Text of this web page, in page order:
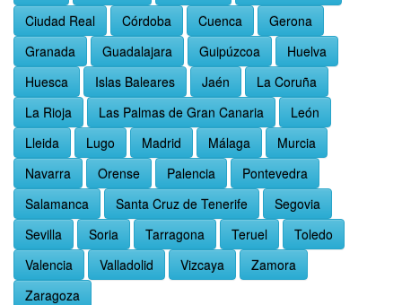
Ciudad Real
Córdoba Cuenca
Gerona
Granada
Guadalajara Guipúzcoa
Huelva
Huesca
Islas Baleares Jaén
La Coruña
La Rioja
Las Palmas de Gran Canaria
León
Lleida
Lugo Madrid Málaga
Murcia
Navarra
Orense Palencia
Pontevedra
Salamanca
Santa Cruz de Tenerife
Segovia
Sevilla
Soria Tarragona Teruel
Toledo
Valencia
Valladolid Vizcaya
Zamora
Zaragoza